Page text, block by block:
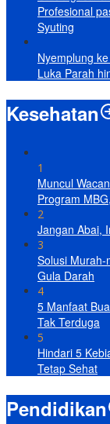
Profesional
Syuting
Nyemplung
Luka Parah
Kesehatan
1
Muncul
Program
2
Jangan Abai,
3
Solusi
Gula Darah
4
5 Manfaat
Tak Terduga
5
Hindari 5
Tetap Sehat
Pendidikan